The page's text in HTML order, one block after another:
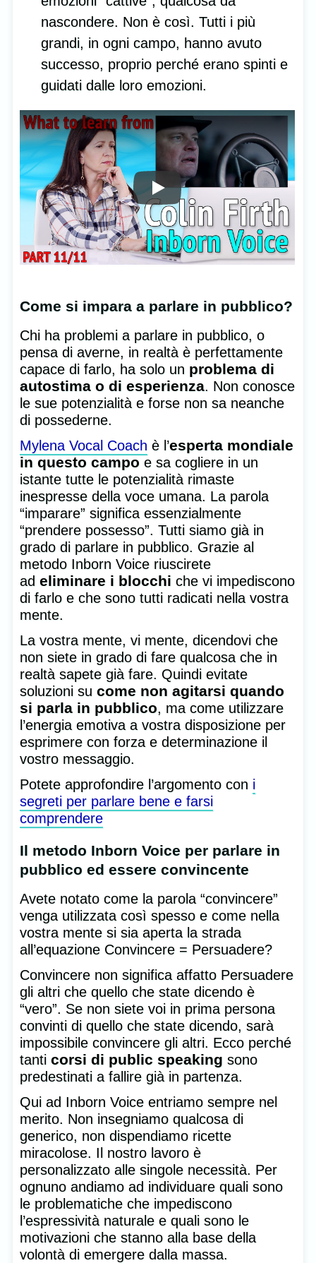
nascondere. Non è così. Tutti i più
grandi, in ogni campo, hanno avuto
successo, proprio perché erano spinti e
guidati dalle loro emozioni.
Come si impara a parlare in pubblico?
Chi ha problemi a parlare in pubblico, o
pensa di averne, in realtà è perfettamente
capace di farlo, ha solo un problema di
autostima o di esperienza. Non conosce
le sue potenzialità e forse non sa neanche
di possederne.
Mylena Vocal Coach è l’esperta mondiale
in questo campoe sa cogliere in un
istante tutte le potenzialità rimaste
inespresse della voce umana. La parola
“imparare” significa essenzialmente
“prendere possesso”. Tutti siamo già in
grado di parlare in pubblico. Grazie al
metodo Inborn Voice riuscirete
ad eliminare i blocchi che vi impediscono
di farlo e che sono tutti radicati nella vostra
mente.
La vostra mente, vi mente, dicendovi che
non siete in grado di fare qualcosa che in
realtà sapete già fare. Quindi evitate
soluzioni su come non agitarsi quando
si parla in pubblico, ma come utilizzare
l’energia emotiva a vostra disposizione per
esprimere con forza e determinazione il
vostro messaggio.
Potete approfondire l’argomento con i
segreti per parlare bene e farsi
comprendere
Il metodo Inborn Voice per parlare in
pubblico ed essere convincente
Avete notato come la parola “convincere”
venga utilizzata così spesso e come nella
vostra mente si sia aperta la strada
all’equazione Convincere = Persuadere?
Convincere non significa affatto Persuadere
gli altri che quello che state dicendo è
“vero”. Se non siete voi in prima persona
convinti di quello che state dicendo, sarà
impossibile convincere gli altri. Ecco perché
tanti corsi di public speaking sono
predestinati a fallire già in partenza.
Qui ad Inborn Voice entriamo sempre nel
merito. Non insegniamo qualcosa di
generico, non dispendiamo ricette
miracolose. Il nostro lavoro è
personalizzato alle singole necessità. Per
ognuno andiamo ad individuare quali sono
le problematiche che impediscono
l’espressività naturale e quali sono le
motivazioni che stanno alla base della
volontà di emergere dalla massa.